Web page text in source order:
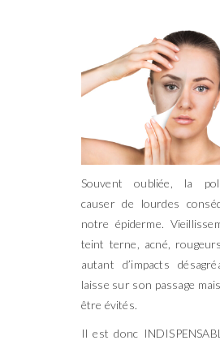
Souvent oubliée, la
causer de lourdes
notre épiderme.
teint terne, acné,
autant d’impacts
laisse sur son passage
être évités.
Il est donc